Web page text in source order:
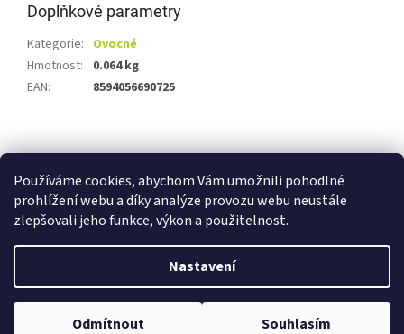
Používáme cookies, abychom Vám umožnili pohodlné
prohlížení webu a díky analýze provozu webu neustále
zlepšovali jeho funkce, výkon a použitelnost.
Nastavení
Odmítnout Souhlasím
Doplňkové parametry
Kategorie: Ovocné
Hmotnost:
0.064 kg
EAN: 8594056690725
á
Copyright 2026E-shop Ze statku Dobříš. Všechna práva
vyhrazena.
Upravit nastavení cookies